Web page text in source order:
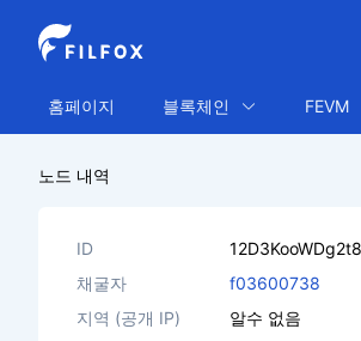
홈페이지 블록체인 FEVM
노드 내역
ID
채굴자
f03600738
지역 (공개 IP)
알수 없음